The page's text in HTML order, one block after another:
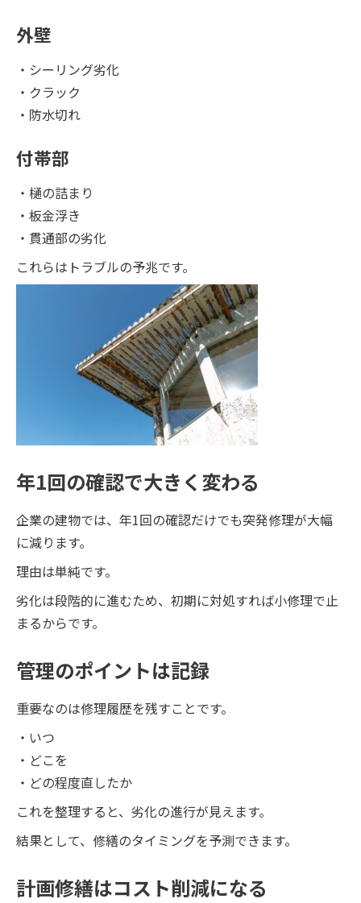
外壁
・シーリング劣化
・クラック
・防水切れ
付帯部
・樋の詰まり
・板金浮き
・貫通部の劣化
これらはトラブルの予兆です。
年1回の確認で大きく変わる
企業の建物では、年1回の確認だけでも突発修理が大幅
に減ります。
理由は単純です。
劣化は段階的に進むため、初期に対処すれば小修理で止
まるからです。
管理のポイントは記録
重要なのは修理履歴を残すことです。
・いつ
・どこを
・どの程度直したか
これを整理すると、劣化の進行が見えます。
結果として、修繕のタイミングを予測できます。
計画修繕はコスト削減になる